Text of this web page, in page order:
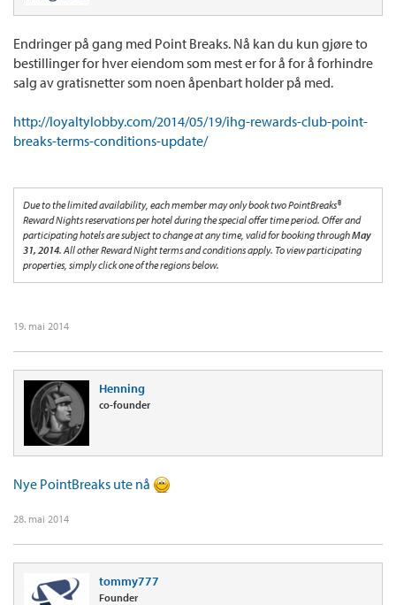
Endringer på gang med Point Breaks. Nå kan du kun gjøre to
bestillinger for hver eiendom som mest er for å for å forhindre
salg av gratisnetter som noen åpenbart holder på med.
http://loyaltylobby.com/2014/05/19/ihg-rewards-club-point-
breaks-terms-conditions-update/
Due to the limited availability, each member may only book two PointBreaks®
Reward Nights reservations per hotel during the special offer time period. Offer and
participating hotels are subject to change at any time, valid for booking throughMay
31, 2014. All other Reward Night terms and conditions apply. To view participating
properties, simply click one of the regions below.
19. mai 2014
Henning
co-founder
Nye PointBreaks ute nå
28. mai 2014
tommy777
Founder